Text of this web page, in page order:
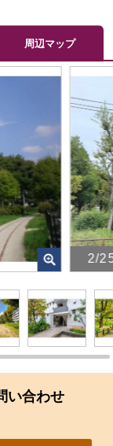
周辺マップ
2/
画
像
を
ク
リ
拡
い合わせ